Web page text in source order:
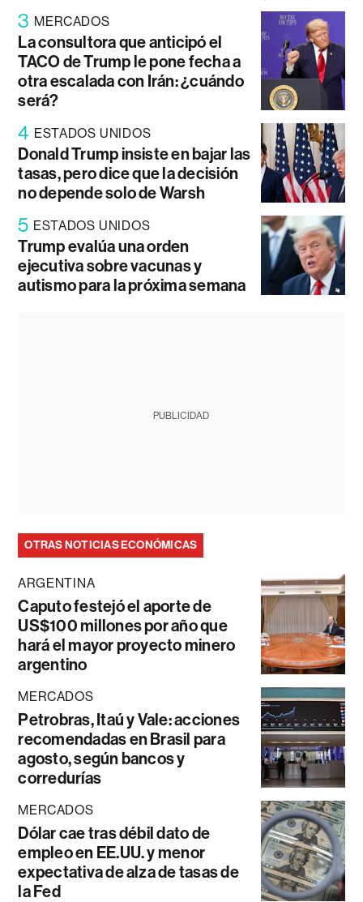
3 MERCADOS
La consultora que anticipó el
TACO de Trump le pone fecha a
otra escalada con Irán: ¿cuándo
será?
4 ESTADOS UNIDOS
Donald Trump insiste en bajar las
tasas, pero dice que la decisión
no depende solo de Warsh
5 ESTADOS UNIDOS
Trump evalúa una orden
ejecutiva sobre vacunas y
autismo para la próxima semana
PUBLICIDAD
OTRAS NOTICIAS ECONÓMICAS
ARGENTINA
Caputo festejó el aporte de
US$100 millones por año que
hará el mayor proyecto minero
argentino
MERCADOS
Petrobras, Itaú y Vale: acciones
recomendadas en Brasil para
agosto, según bancos y
corredurías
MERCADOS
Dólar cae tras débil dato de
empleo en EE.UU. y menor
expectativa de alza de tasas de
la Fed